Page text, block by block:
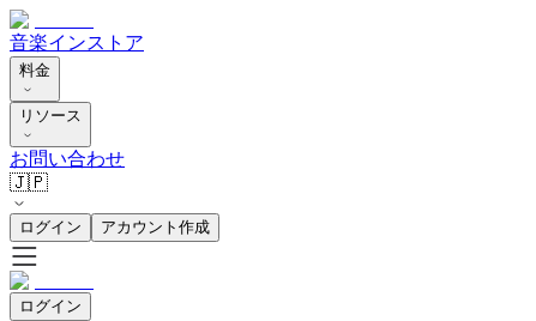
音楽インストア
料金
リソース
お問い合わせ
🇯🇵
ログイン アカウント作成
ログイン